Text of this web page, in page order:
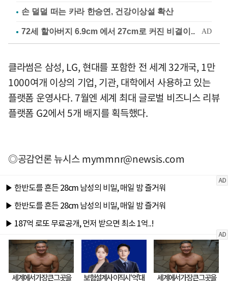
손 덜덜 떠는 카라 한승연, 건강이상설 확산
클라썸은 삼성, LG, 현대를 포함한 전 세계 32개국, 1만
1000여개 이상의 기업, 기관, 대학에서 사용하고 있는
플랫폼 운영사다. 7월엔 세계 최대 글로벌 비즈니스 리뷰
플랫폼 G2에서 5개 배지를 획득했다.
◎공감언론 뉴시스mymmnr@newsis.com